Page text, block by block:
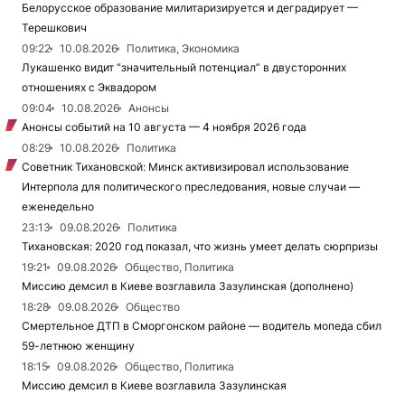
Белорусское образование милитаризируется и деградирует —
Терешкович
09:22
10.08.2026
Политика, Экономика
Лукашенко видит “значительный потенциал” в двусторонних
отношениях с Эквадором
09:04
10.08.2026
Анонсы
Анонсы событий на 10 августа — 4 ноября 2026 года
08:29
10.08.2026
Политика
Советник Тихановской: Минск активизировал использование
Интерпола для политического преследования, новые случаи —
еженедельно
23:13
09.08.2026
Политика
Тихановская: 2020 год показал, что жизнь умеет делать сюрпризы
19:21
09.08.2026
Общество, Политика
Миссию демсил в Киеве возглавила Зазулинская (дополнено)
18:28
09.08.2026
Общество
Смертельное ДТП в Сморгонском районе — водитель мопеда сбил
59-летнюю женщину
18:15
09.08.2026
Общество, Политика
Миссию демсил в Киеве возглавила Зазулинская